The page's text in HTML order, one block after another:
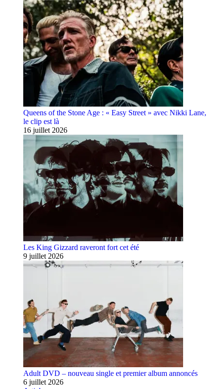
Queens of the Stone Age : « Easy Street » avec Nikki Lane,
le clip est là
16 juillet 2026
Les King Gizzard raveront fort cet été
9 juillet 2026
Adult DVD – nouveau single et premier album annoncés
6 juillet 2026